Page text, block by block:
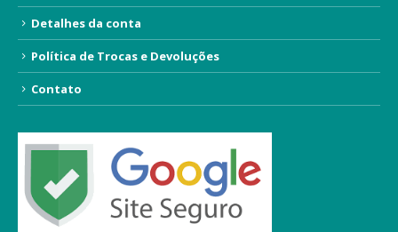
Detalhes da conta
Política de Trocas e Devoluções
Contato